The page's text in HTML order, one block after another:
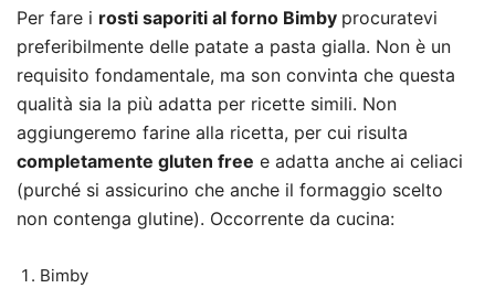
Per fare i rosti saporiti al forno Bimby procuratevi
preferibilmente delle patate a pasta gialla. Non è un
requisito fondamentale, ma son convinta che questa
qualità sia la più adatta per ricette simili. Non
aggiungeremo farine alla ricetta, per cui risulta
completamente gluten free e adatta anche ai celiaci
(purché si assicurino che anche il formaggio scelto
non contenga glutine). Occorrente da cucina:
Bimby